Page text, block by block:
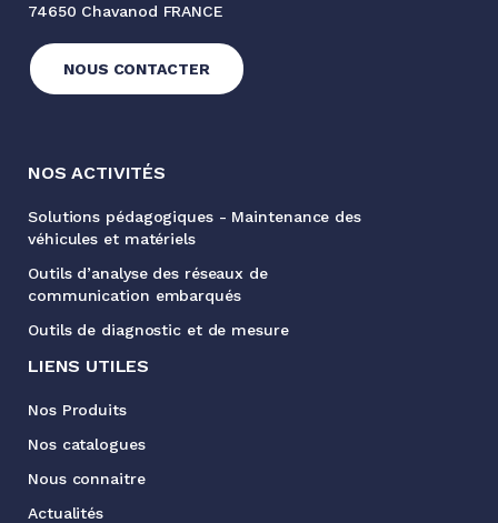
74650 Chavanod FRANCE
NOUS CONTACTER
NOS ACTIVITÉS
Solutions pédagogiques - Maintenance des
véhicules et matériels
Outils d’analyse des réseaux de
communication embarqués
Outils de diagnostic et de mesure
LIENS UTILES
Nos Produits
Nos catalogues
Nous connaitre
Actualités